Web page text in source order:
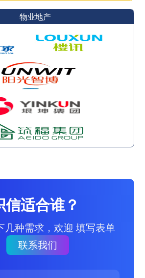
物业地产
信适合谁？
几种需求，欢迎 填写表单
联系我们